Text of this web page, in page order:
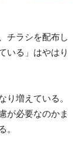
チラシを配布し
いる」はやはり
増えている。
が必要なのかま